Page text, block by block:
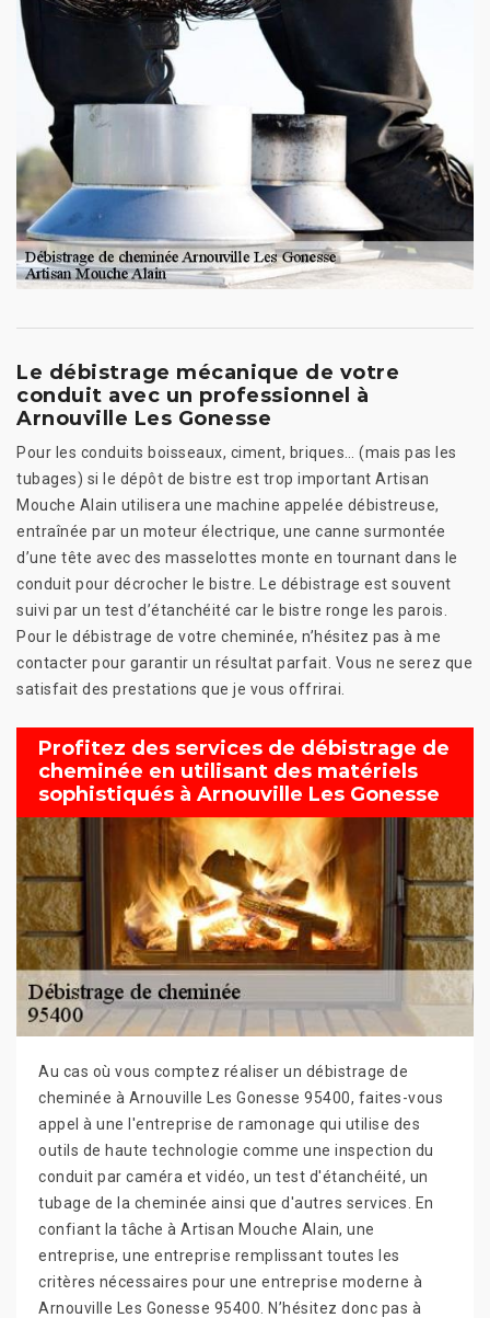
Le débistrage mécanique de votre
conduit avec un professionnel à
Arnouville Les Gonesse
Pour les conduits boisseaux, ciment, briques… (mais pas les
tubages) si le dépôt de bistre est trop important Artisan
Mouche Alain utilisera une machine appelée débistreuse,
entraînée par un moteur électrique, une canne surmontée
d’une tête avec des masselottes monte en tournant dans le
conduit pour décrocher le bistre. Le débistrage est souvent
suivi par un test d’étanchéité car le bistre ronge les parois.
Pour le débistrage de votre cheminée, n’hésitez pas à me
contacter pour garantir un résultat parfait. Vous ne serez que
satisfait des prestations que je vous offrirai.
Profitez des services de débistrage de
cheminée en utilisant des matériels
sophistiqués à Arnouville Les Gonesse
Au cas où vous comptez réaliser un débistrage de
cheminée à Arnouville Les Gonesse 95400, faites-vous
appel à une l'entreprise de ramonage qui utilise des
outils de haute technologie comme une inspection du
conduit par caméra et vidéo, un test d'étanchéité, un
tubage de la cheminée ainsi que d'autres services. En
confiant la tâche à Artisan Mouche Alain, une
entreprise, une entreprise remplissant toutes les
critères nécessaires pour une entreprise moderne à
Arnouville Les Gonesse 95400. N’hésitez donc pas à